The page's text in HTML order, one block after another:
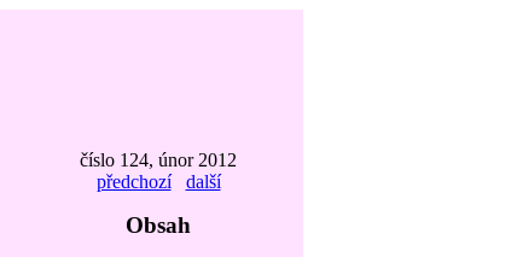
číslo 124, únor 2012
předchozí
další
Obsah